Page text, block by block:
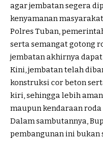
agar jembatan segera
kenyamanan
Polres Tuban,
serta semangat gotong
jembatan akhirnya
Kini, jembatan telah
konstruksi cor beton
kiri, sehingga lebih
maupun kendaraan roda
Dalam sambutannya,
pembangunan ini bukan